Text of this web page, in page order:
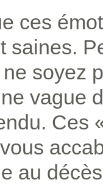
ces
saines.
soyez
vague
Ces
au